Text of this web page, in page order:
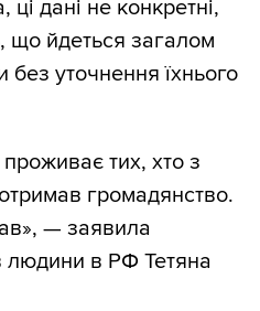
дані не конкретні,
що йдеться загалом
без уточнення їхнього
тих, хто з
громадянство.
— заявила
в РФ Тетяна